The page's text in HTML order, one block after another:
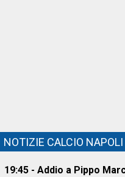
NOTIZIE CALCIO NAPOLI
19:45 - Addio a Pippo